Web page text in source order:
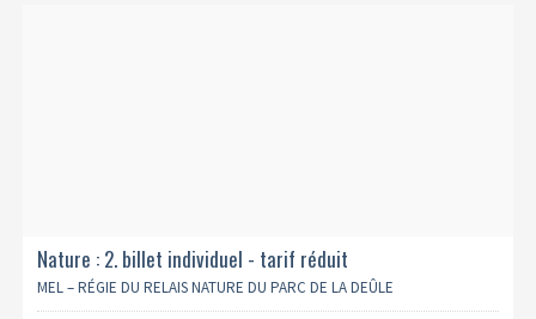
Nature : 2. billet individuel - tarif réduit
MEL – RÉGIE DU RELAIS NATURE DU PARC DE LA DEÛLE